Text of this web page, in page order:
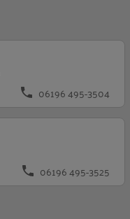
06196 495-3504
06196 495-3525